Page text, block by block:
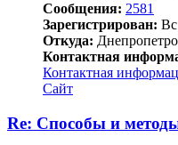
Сообщения: 2581
Зарегистрирован:
Откуда:
Контактная
Контактная
Сайт
Re: Способы и